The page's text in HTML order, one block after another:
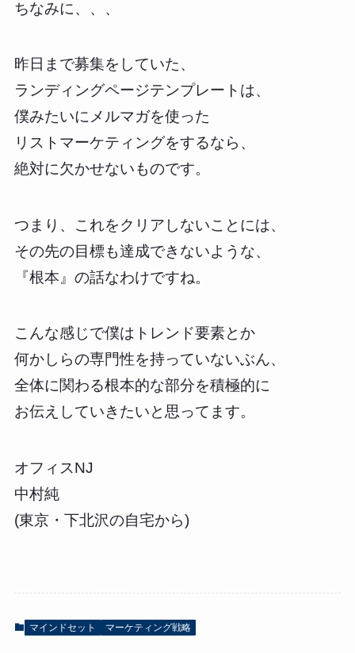
ちなみに、、、
昨日まで募集をしていた、
ランディングページテンプレートは、
僕みたいにメルマガを使った
リストマーケティングをするなら、
絶対に欠かせないものです。
つまり、これをクリアしないことには、
その先の目標も達成できないような、
『根本』の話なわけですね。
こんな感じで僕はトレンド要素とか
何かしらの専門性を持っていないぶん、
全体に関わる根本的な部分を積極的に
お伝えしていきたいと思ってます。
オフィスNJ
中村純
(東京・下北沢の自宅から)
マインドセット マーケティング戦略